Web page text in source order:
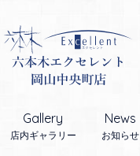
Gallery
店内ギャラリー
News
お知らせ